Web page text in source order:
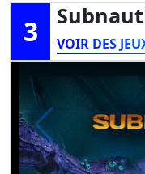
3
VOIR DES